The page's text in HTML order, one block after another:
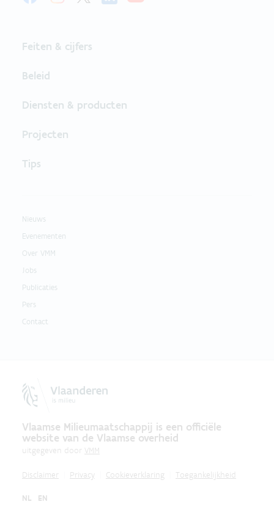
Feiten & cijfers
Beleid
Diensten & producten
Projecten
Tips
Nieuws
Evenementen
Over VMM
Jobs
Publicaties
Pers
Contact
Vlaamse Milieumaatschappij is een officiële
website van de Vlaamse overheid
uitgegeven door VMM
Disclaimer Privacy Cookieverklaring Toegankelijkheid
NL EN